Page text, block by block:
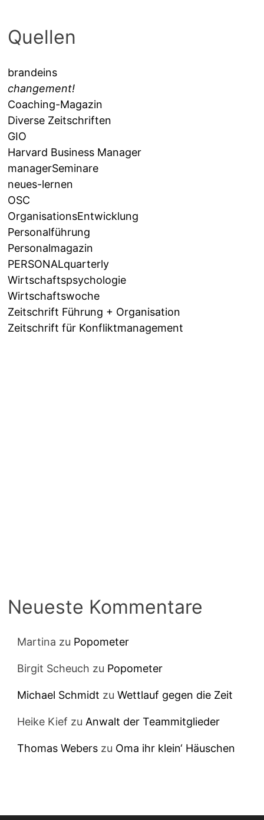
Quellen
brandeins
changement!
Coaching-Magazin
Diverse Zeitschriften
GIO
Harvard Business Manager
managerSeminare
neues-lernen
OSC
OrganisationsEntwicklung
Personalführung
Personalmagazin
PERSONALquarterly
Wirtschaftspsychologie
Wirtschaftswoche
Zeitschrift Führung + Organisation
Zeitschrift für Konfliktmanagement
Neueste Kommentare
Martina zu Popometer
Birgit Scheuch zu Popometer
Michael Schmidt zuWettlauf gegen die Zeit
Heike Kief zu Anwalt der Teammitglieder
Thomas Webers zu Oma ihr klein‘ Häuschen